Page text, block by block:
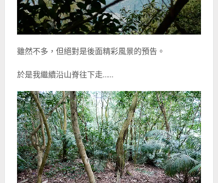
雖然不多，但絕對是後面精彩風景的預告。
於是我繼續沿山脊往下走……